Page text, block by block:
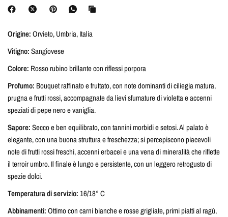
Origine:Orvieto, Umbria, Italia
Vitigno:Sangiovese
Colore: Rosso rubino brillante con riflessi porpora
Profumo: Bouquet raffinato e fruttato, con note dominanti di ciliegia matura,
prugna e frutti rossi, accompagnate da lievi sfumature di violetta e accenni
speziati di pepe nero e vaniglia.
Sapore:Secco e ben equilibrato, con tannini morbidi e setosi. Al palato è
elegante, con una buona struttura e freschezza; si percepiscono piacevoli
note di frutti rossi freschi, accenni erbacei e una vena di mineralità che riflette
il terroir umbro. Il finale è lungo e persistente, con un leggero retrogusto di
spezie dolci.
Temperatura di servizio:16/18° C
Abbinamenti:Ottimo con carni bianche e rosse grigliate, primi piatti al ragù,